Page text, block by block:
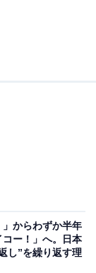
」からわずか半年
ー！」へ。日本
し”を繰り返す理